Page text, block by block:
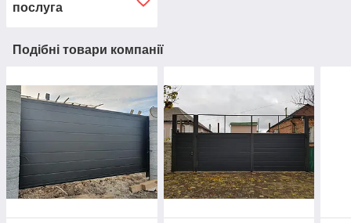
послуга
Подібні товари компанії